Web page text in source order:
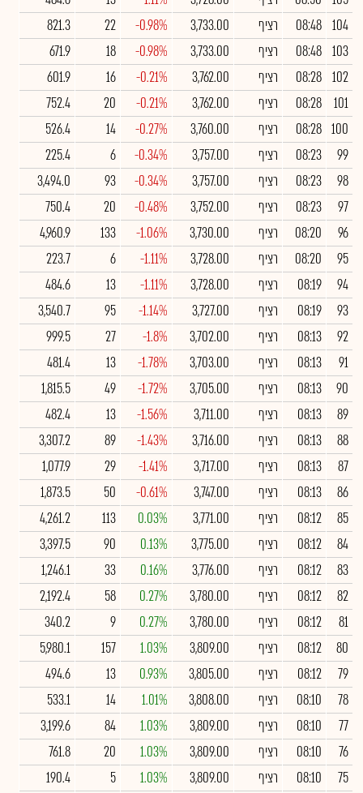
104
08:48 רציף 3,733.00
-0.98%
22
821.3
103
08:48 רציף 3,733.00
-0.98%
18
671.9
102
08:28 רציף 3,762.00
-0.21%
16
601.9
101
08:28 רציף 3,762.00
-0.21%
20
752.4
100
08:28 רציף 3,760.00
-0.27%
14
526.4
99
08:23 רציף 3,757.00
-0.34%
6
225.4
98
08:23 רציף 3,757.00
-0.34%
93
3,494.0
97
08:23 רציף 3,752.00
-0.48%
20
750.4
96
08:20 רציף 3,730.00
-1.06%
133
4,960.9
95
08:20 רציף 3,728.00
-1.11%
6
223.7
94
08:19 רציף 3,728.00
-1.11%
13
484.6
93
08:19 רציף 3,727.00
-1.14%
95
3,540.7
92
08:13 רציף 3,702.00
-1.8%
27
999.5
91
08:13 רציף 3,703.00
-1.78%
13
481.4
90
08:13 רציף 3,705.00
-1.72%
49
1,815.5
89
08:13 רציף 3,711.00
-1.56%
13
482.4
88
08:13 רציף 3,716.00
-1.43%
89
3,307.2
87
08:13 רציף 3,717.00
-1.41%
29
1,077.9
86
08:13 רציף 3,747.00
-0.61%
50
1,873.5
85
08:12 רציף 3,771.00
0.03%
113
4,261.2
84
08:12 רציף 3,775.00
0.13%
90
3,397.5
83
08:12 רציף 3,776.00
0.16%
33
1,246.1
82
08:12 רציף 3,780.00
0.27%
58
2,192.4
81
08:12 רציף 3,780.00
0.27%
9
340.2
80
08:12 רציף 3,809.00
1.03%
157
5,980.1
79
08:12 רציף 3,805.00
0.93%
13
494.6
78
08:10 רציף 3,808.00
1.01%
14
533.1
77
08:10 רציף 3,809.00
1.03%
84
3,199.6
76
08:10 רציף 3,809.00
1.03%
20
761.8
75
08:10 רציף 3,809.00
1.03%
5
190.4